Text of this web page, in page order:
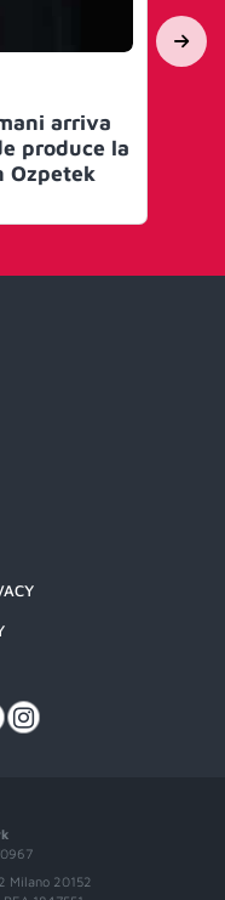
arriva
produce la
Ozpetek
Milano 20152